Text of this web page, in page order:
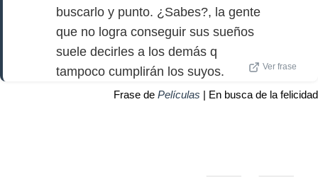
buscarlo y punto. ¿Sabes?, la gente
que no logra conseguir sus sueños
suele decirles a los demás q
tampoco cumplirán los suyos.
Ver frase
Frase de Películas | En busca de la felicidad